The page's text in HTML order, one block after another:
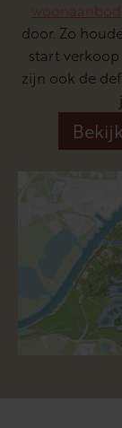
woonaanbod
door. Zo
start
zijn ook de